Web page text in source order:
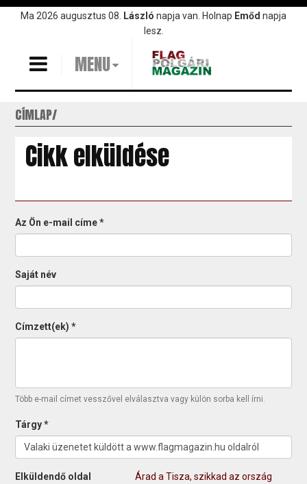
UgrásMa 2026 augusztus 08. László napja van. Holnap Emőd napja
lesz.
MENU
CÍMLAP
Cikk elküldése
Az Ön e-mail címe*
Saját név
Címzett(ek)*
Több e-mail címet vesszővel elválasztva vagy külön sorba kell írni.
Tárgy*
Elküldendő oldal Árad a Tisza, szikkad az ország